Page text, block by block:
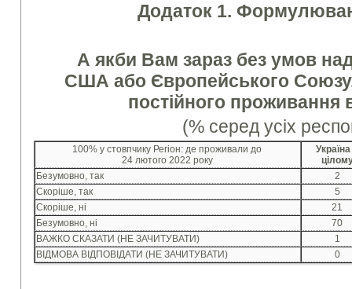
Додаток 1.
А якби Вам зараз без умов
США або Європейського
постійного проживання
(% серед усіх
100% у стовпчику Регіон: де проживали до
24 лютого 2022 року
Безумовно, так
2
Скоріше, так
5
Скоріше, ні
21
Безумовно, ні
70
ВАЖКО СКАЗАТИ (НЕ ЗАЧИТУВАТИ)
1
ВІДМОВА ВІДПОВІДАТИ (НЕ ЗАЧИТУВАТИ)
0